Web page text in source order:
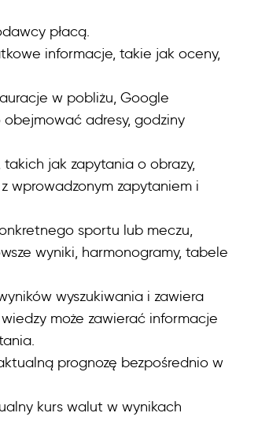
płacą.
informacje, takie jak oceny,
w pobliżu, Google
adresy, godziny
jak zapytania o obrazy,
wprowadzonym zapytaniem i
sportu lub meczu,
wyniki, harmonogramy, tabele
wyszukiwania i zawiera
może zawierać informacje
prognozę bezpośrednio w
kurs walut w wynikach